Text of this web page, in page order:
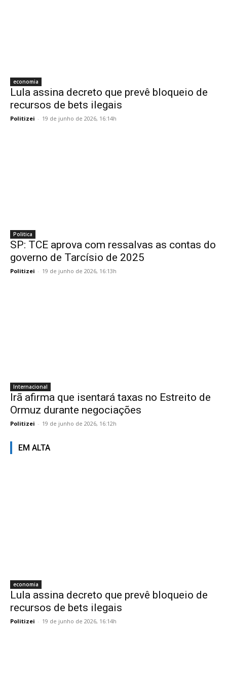
economia
Lula assina decreto que prevê bloqueio de
recursos de bets ilegais
Politizei - 19 de junho de 2026, 16:14h
Politica
SP: TCE aprova com ressalvas as contas do
governo de Tarcísio de 2025
Politizei - 19 de junho de 2026, 16:13h
Internacional
Irã afirma que isentará taxas no Estreito de
Ormuz durante negociações
Politizei - 19 de junho de 2026, 16:12h
EM ALTA
economia
Lula assina decreto que prevê bloqueio de
recursos de bets ilegais
Politizei - 19 de junho de 2026, 16:14h